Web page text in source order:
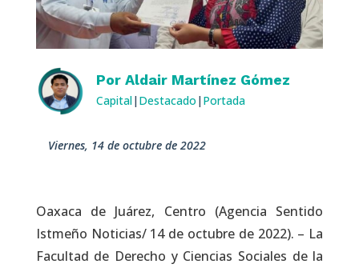
Por Aldair Martínez Gómez
Capital| Destacado | Portada
viernes, 14 de octubre de 2022
Oaxaca de Juárez, Centro (Agencia Sentido
Istmeño Noticias/ 14 de octubre de 2022). – La
Facultad de Derecho y Ciencias Sociales de la